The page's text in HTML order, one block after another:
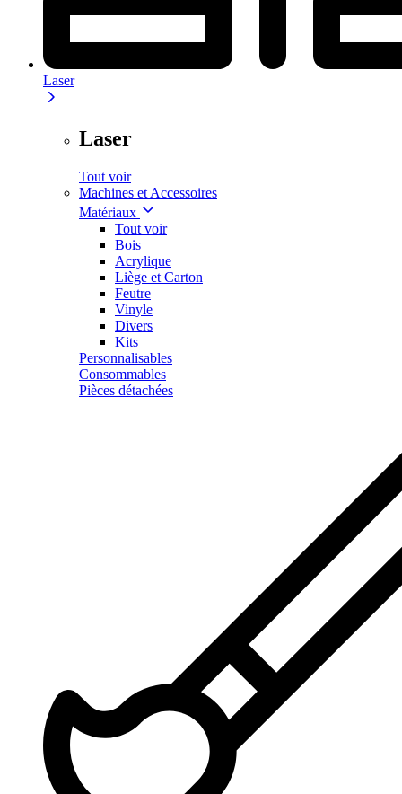
Laser
Laser
Tout voir
Machines et Accessoires
Matériaux
Tout voir
Bois
Acrylique
Liège et Carton
Feutre
Vinyle
Divers
Kits
Personnalisables
Consommables
Pièces détachées